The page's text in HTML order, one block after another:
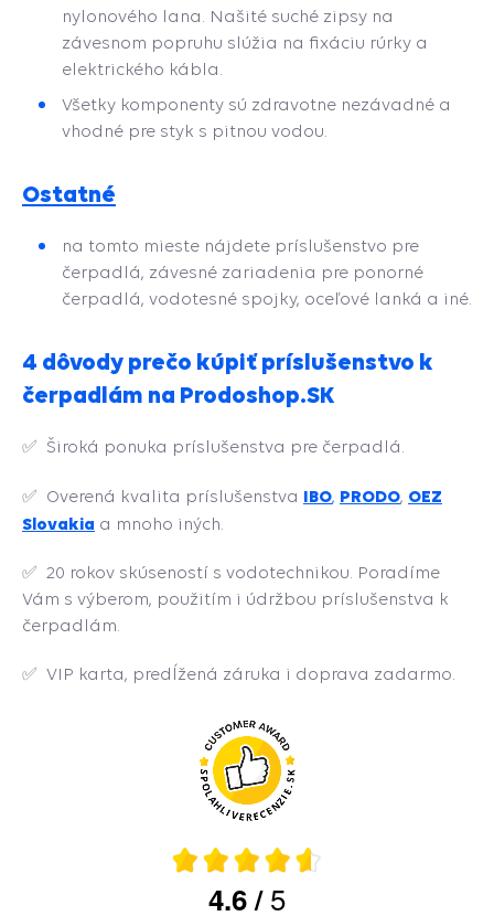
nylonového lana. Našité suché zipsy na
závesnom popruhu slúžia na fixáciu rúrky a
elektrického kábla.
Všetky komponenty sú zdravotne nezávadné a
vhodné pre styk s pitnou vodou.
Ostatné
na tomto mieste nájdete príslušenstvo pre
čerpadlá, závesné zariadenia pre ponorné
čerpadlá, vodotesné spojky, oceľové lanká a iné.
4 dôvody prečo kúpiť príslušenstvo k
čerpadlám na Prodoshop.SK
✅ Široká ponuka príslušenstva pre čerpadlá.
✅ Overená kvalita príslušenstva IBO, PRODO, OEZ
Slovakia a mnoho iných.
✅ 20 rokov skúseností s vodotechnikou. Poradíme
Vám s výberom, použitím i údržbou príslušenstva k
čerpadlám.
✅ VIP karta, predĺžená záruka i doprava zadarmo.
4.6/5